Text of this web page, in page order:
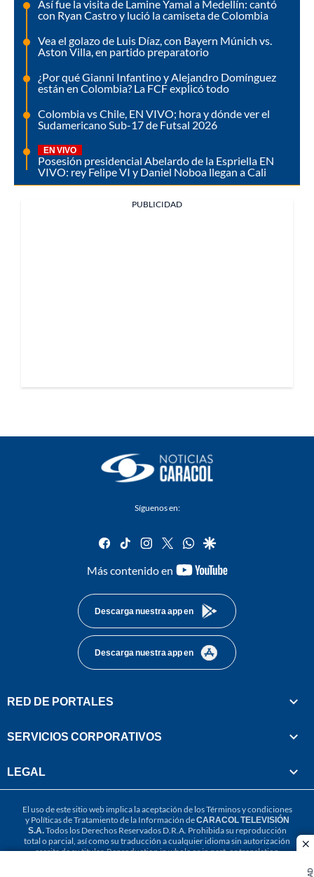
Así fue la visita de Lamine Yamal a Medellín: cantó
con Ryan Castro y lució la camiseta de Colombia
Vea el golazo de Luis Díaz, con Bayern Múnich vs.
Aston Villa, en partido preparatorio
¿Por qué Gianni Infantino y Alejandro Domínguez
están en Colombia? La FCF explicó todo
Colombia vs Chile, EN VIVO; hora y dónde ver el
Sudamericano Sub-17 de Futsal 2026
EN VIVO
Posesión presidencial Abelardo de la Espriella EN
VIVO: rey Felipe VI y Daniel Noboa llegan a Cali
PUBLICIDAD
Síguenos en:
facebook
tiktok instagram
twitterwhatsapp
google
Más contenido en
youtube-
Descarga nuestra app en
Descarga nuestra app en
RED DE PORTALES
SERVICIOS CORPORATIVOS
LEGAL
El uso de este sitio web implica la aceptación de losTérminos y condiciones
y Políticas de Tratamiento de la Información deCARACOL TELEVISIÓN
S.A.Todos los Derechos Reservados D.R.A. Prohibida su reproducción
total o parcial, así como su traducción a cualquier idioma sin autorización
escrita de su titular. Reproduction in whole or in part, or translation